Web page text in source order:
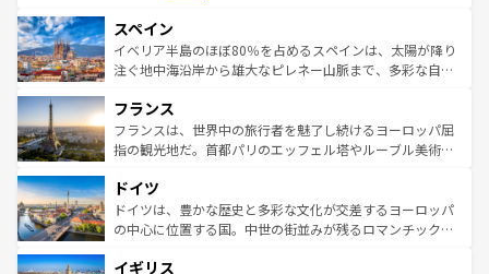
ろん、トスカーナの美しい田園風景やアマルフィ海岸の絶
景など、自然景観も見逃せない。観光の合間には、本場の
ピザやパスタなど、絶品のイタリア料理を堪能することも
ませてくれるイタリアで、忘れられない旅をしてみよう！
なお、新着のイタリア情報はコンテンツ一覧 を参照してほ
しい。
スペイン
イベリア半島のほぼ80％を占めるスペインは、太陽が降り
注ぐ地中海沿岸から雄大なピレネー山脈まで、多彩な自然
文化が根付くこの国では、情熱的なフラメンコ、熱気あふ
れる闘牛、そして美味しいタパスが生活の一部となってい
る。首都マドリードの洗練された雰囲気や、バルセロナの
の城塞都市、穏やかなビーチリゾートまで多彩な表情を見
せる。地方によって風土や気候が異なるスペインはその個
性で訪れる人を魅了する。 なお、新着のスペイン情報はコ
フランス
フランスは、世界中の旅行者を魅了し続けるヨーロッパ屈
指の観光地だ。首都パリのエッフェル塔やルーブル美術館
で、幅広い魅力が詰まっている。華麗な宮殿、歴史的な大
聖堂、美しいビーチ、そして豊かな自然が、訪れる者を心
から魅了する。また、フランスは美食の国としても知ら
いる。シャンパンの発祥地であるランス、プロヴァンスの
ドイツ
ドイツは、豊かな歴史と多彩な文化が交差するヨーロッパ
の中心に位置する国。中世の街並みが残るロマンチック街
顔を持つこの国は、どこを歩いても飽きることがない。ベ
イギリス